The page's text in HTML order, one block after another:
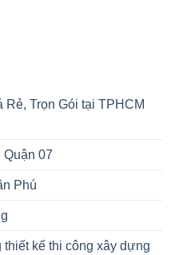
Rẻ, Trọn Gói tại TPHCM
07
Phú
kế thi công xây dựng